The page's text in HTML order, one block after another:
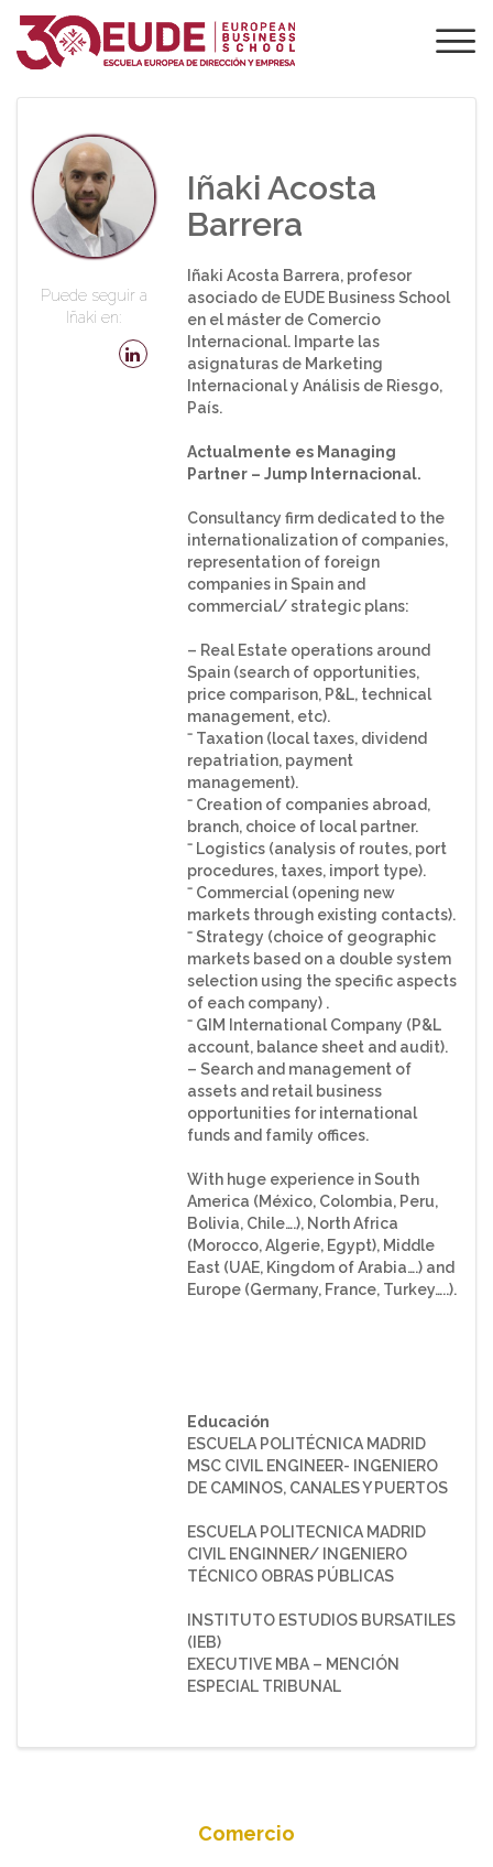
PROFESORADO DE
EUDE
Puede seguir a
Iñaki en:
Iñaki Acosta
Barrera
Iñaki Acosta Barrera, profesor
asociado de EUDE Business School
en el máster de Comercio
Internacional. Imparte las
asignaturas de Marketing
Internacional y Análisis de Riesgo,
País.
Actualmente es Managing
Partner – Jump Internacional.
Consultancy firm dedicated to the
internationalization of companies,
representation of foreign
companies in Spain and
commercial/ strategic plans:
– Real Estate operations around
Spain (search of opportunities,
price comparison, P&L, technical
management, etc).
⁻ Taxation (local taxes, dividend
repatriation, payment
management).
⁻ Creation of companies abroad,
branch, choice of local partner.
⁻ Logistics (analysis of routes, port
procedures, taxes, import type).
⁻ Commercial (opening new
markets through existing contacts).
⁻ Strategy (choice of geographic
markets based on a double system
selection using the specific aspects
of each company) .
⁻ GIM International Company (P&L
account, balance sheet and audit).
– Search and management of
assets and retail business
opportunities for international
funds and family offices.
With huge experience in South
America (México, Colombia, Peru,
Bolivia, Chile….), North Africa
(Morocco, Algerie, Egypt), Middle
East (UAE, Kingdom of Arabia….) and
Europe (Germany, France, Turkey…..).
Educación
ESCUELA POLITÉCNICA MADRID
MSC CIVIL ENGINEER- INGENIERO
DE CAMINOS, CANALES Y PUERTOS
ESCUELA POLITECNICA MADRID
CIVIL ENGINNER/ INGENIERO
TÉCNICO OBRAS PÚBLICAS
INSTITUTO ESTUDIOS BURSATILES
(IEB)
EXECUTIVE MBA – MENCIÓN
ESPECIAL TRIBUNAL
Comercio